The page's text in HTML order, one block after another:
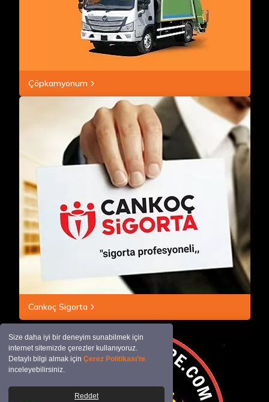
Size daha iyi bir deneyim sunabilmek için
internet sitemizde çerezler kullanıyoruz.
Detaylı bilgi almak içinÇerez Politikası’nı
inceleyebilirsiniz.
Reddet
Çöpkamyonum
Cankoç Sigorta